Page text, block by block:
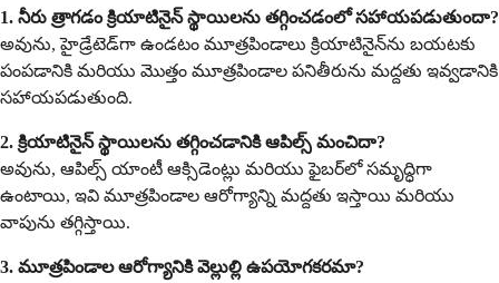
1. నీరు త్రాగడం క్రియాటినైన్ స్థాయిలను తగ్గించడంలో సహాయపడుతుందా?
అవును, హైడ్రేటెడ్‌గా ఉండటం మూత్రపిండాలు క్రియాటినైన్‌ను బయటకు
పంపడానికి మరియు మొత్తం మూత్రపిండాల పనితీరును మద్దతు ఇవ్వడానికి
సహాయపడుతుంది.
2. క్రియాటినైన్ స్థాయిలను తగ్గించడానికి ఆపిల్స్ మంచిదా?
అవును, ఆపిల్స్ యాంటీ ఆక్సిడెంట్లు మరియు ఫైబర్‌లో సమృద్ధిగా
ఉంటాయి, ఇవి మూత్రపిండాల ఆరోగ్యాన్ని మద్దతు ఇస్తాయి మరియు
వాపును తగ్గిస్తాయి.
3. మూత్రపిండాల ఆరోగ్యానికి వెల్లుల్లి ఉపయోగకరమా?